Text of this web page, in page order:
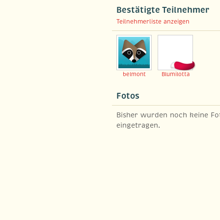
Bestätigte Teilnehmer
Teilnehmerliste anzeigen
belmont Blumilotta
Fotos
Bisher wurden noch keine
eingetragen.